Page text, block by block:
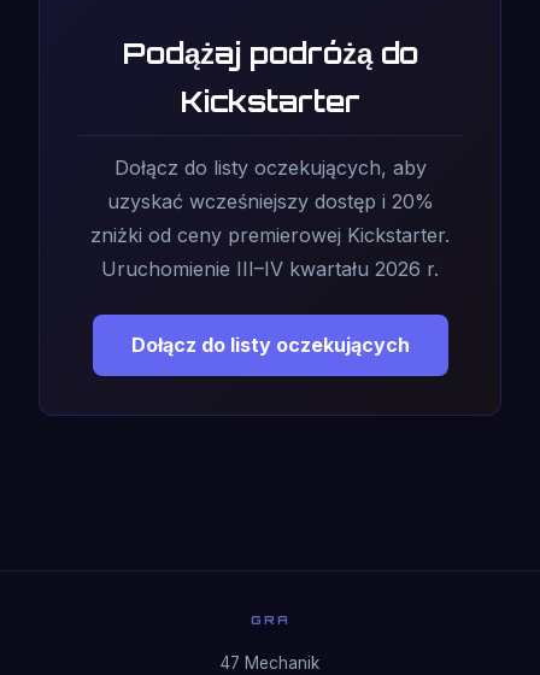
Podążaj podróżą do
Kickstarter
Dołącz do listy oczekujących, aby
uzyskać wcześniejszy dostęp i 20%
zniżki od ceny premierowej Kickstarter.
Uruchomienie III–IV kwartału 2026 r.
Dołącz do listy oczekujących
GRA
47 Mechanik